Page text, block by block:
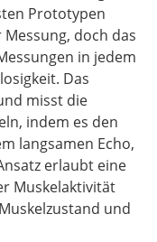
Prototypen
doch das
in jedem
Das
misst die
indem es den
langsamen Echo,
erlaubt eine
Muskelaktivität
und